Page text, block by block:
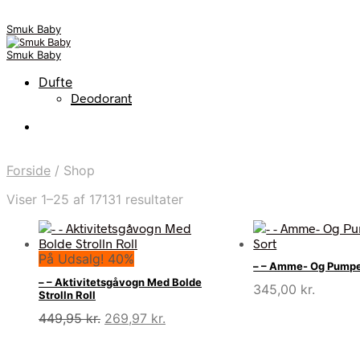
Smuk Baby
Smuk Baby
Dufte
Deodorant
Forside / Shop
Viser 1–25 af 17131 resultater
På Udsalg! 40%
– – Aktivitetsgåvogn Med Bolde
Strolln Roll
449,95kr. Den
269,97 kr.
– – Amme- Og
345,00 kr.